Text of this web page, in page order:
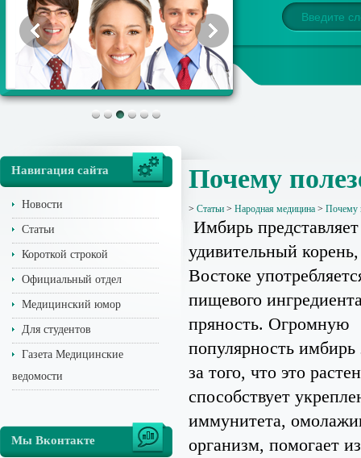
Навигация сайта
Новости
Статьи
Короткой строкой
Официальный отдел
Медицинский юмор
Для студентов
Газета Медицинские
ведомости
Мы Вконтакте
Почему
> Статьи > Народная медицина > Почему
Имбирь
удивительный
Востоке
пищевого
пряность. Огромную
популярность имбирь
за того, что это
способствует
иммунитета,
организм, помогает